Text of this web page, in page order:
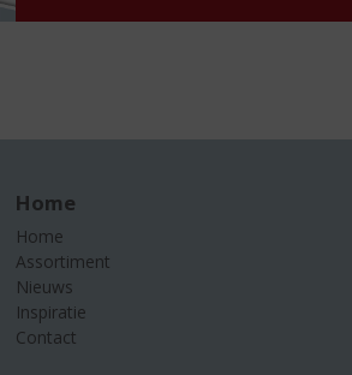
Home
Home
Assortiment
Nieuws
Inspiratie
Contact